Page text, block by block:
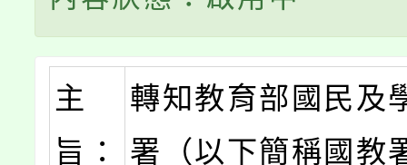
主
旨：
轉知教育部國民及
署（以下簡稱國教